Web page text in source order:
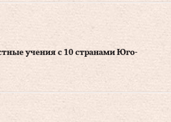
учения с 10 странами Юго-